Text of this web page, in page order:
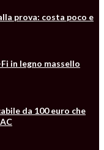
prova: costa poco e
in legno massello
da 100 euro che